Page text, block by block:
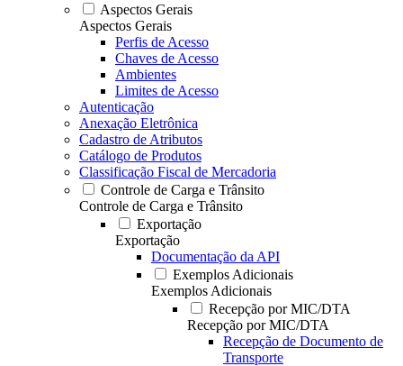
Aspectos Gerais
Aspectos Gerais
Perfis de Acesso
Chaves de Acesso
Ambientes
Limites de Acesso
Autenticação
Anexação Eletrônica
Cadastro de Atributos
Catálogo de Produtos
Classificação Fiscal de Mercadoria
Controle de Carga e Trânsito
Controle de Carga e Trânsito
Exportação
Exportação
Documentação da API
Exemplos Adicionais
Exemplos Adicionais
Recepção por MIC/DTA
Recepção por MIC/DTA
Recepção de Documento de
Transporte